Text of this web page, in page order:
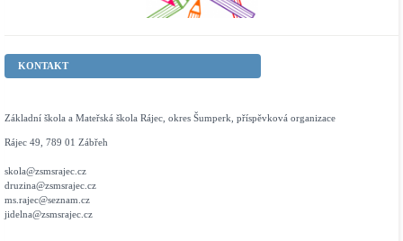
KONTAKT
Základní škola a Mateřská škola Rájec, okres Šumperk, příspěvková organizace
Rájec 49, 789 01 Zábřeh
skola@zsmsrajec.cz
druzina@zsmsrajec.cz
ms.rajec@seznam.cz
jidelna@zsmsrajec.cz